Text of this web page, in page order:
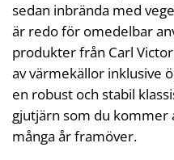
sedan inbrända med
är redo för omedelbar
produkter från Carl
av värmekällor inklusive
en robust och stabil
gjutjärn som du kommer
många år framöver.